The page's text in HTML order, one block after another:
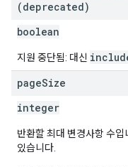
(deprecated)
boolean
지원 중단됨: 대신
pageSize
integer
반환할 최대 변경사항 수
있습니다.